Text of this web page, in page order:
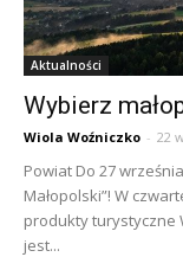
Aktualności
Wybierz
Wiola Woźniczko - 22
Powiat Do 27
Małopolski”! W
produkty turystyczne
jest...